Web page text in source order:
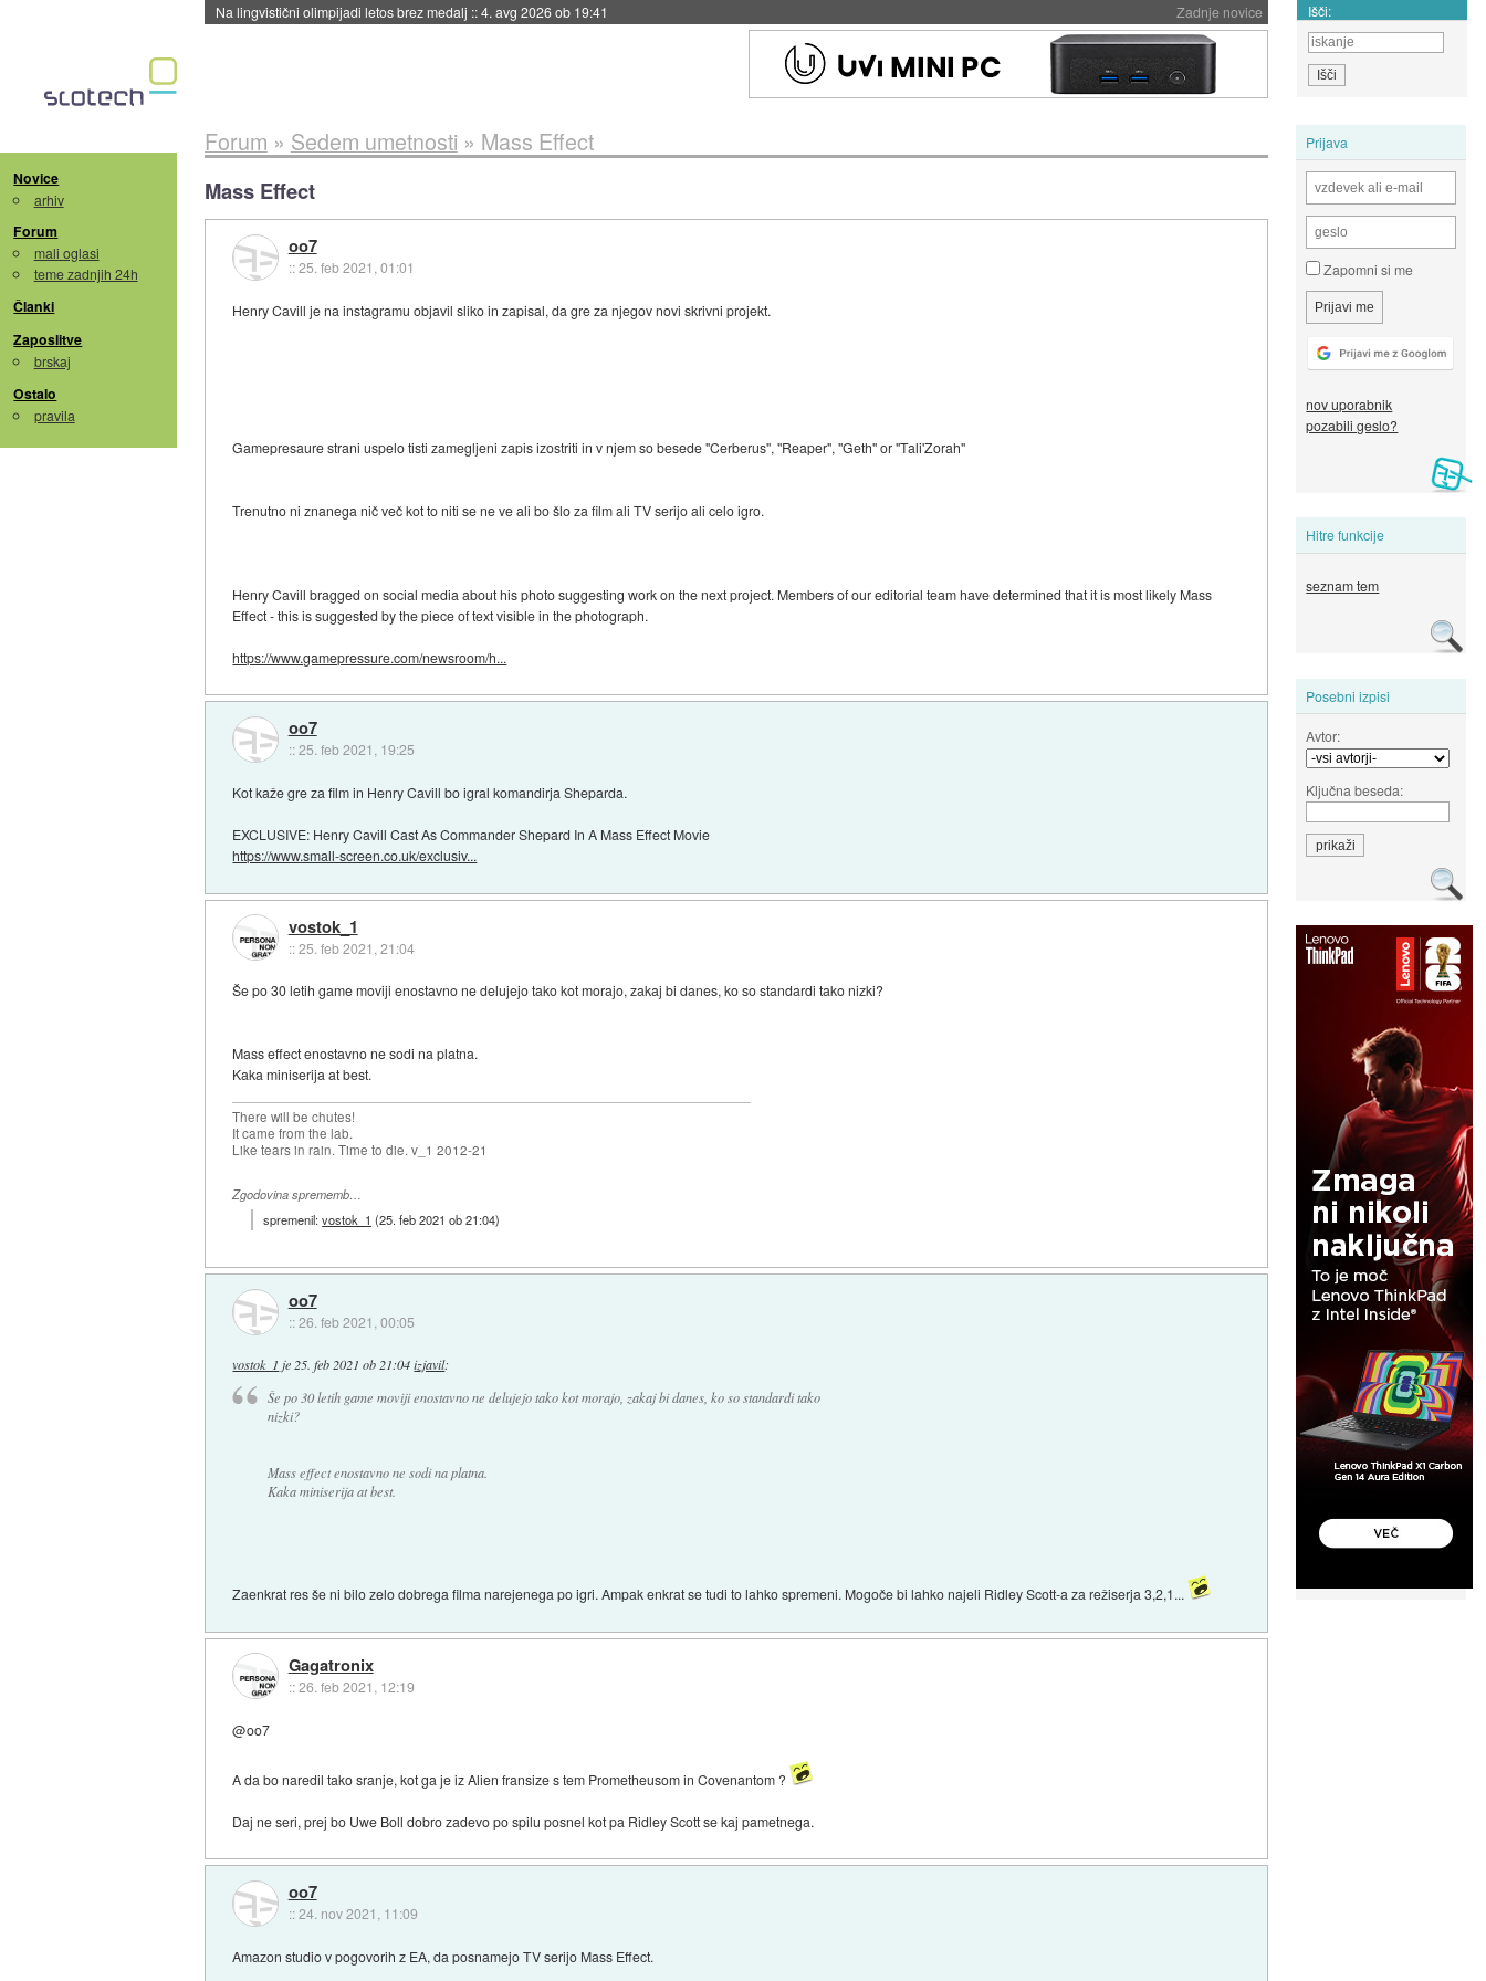
Zadnje novice
Na lingvistični olimpijadi letos brez medalj ::4. avg 2026 ob 19:41 Išči:
Novice
arhiv
Forum
mali oglasi
teme zadnjih 24h
Članki
Zaposlitve
brskaj
Ostalo
pravila
Prijava
Zapomni si me
nov uporabnik
pozabili geslo?
Hitre funkcije
seznam tem
Posebni izpisi
Avtor:
Ključna beseda:
Forum » Sedem umetnosti » Mass Effect
Mass Effect
oo7
::25. feb 2021, 01:01
Henry Cavill je na instagramu objavil sliko in zapisal, da gre za njegov novi skrivni projekt.
Gamepresaure strani uspelo tisti zamegljeni zapis izostriti in v njem so besede "Cerberus", "Reaper", "Geth" or "Tali'Zorah"
Trenutno ni znanega nič več kot to niti se ne ve ali bo šlo za film ali TV serijo ali celo igro.
Henry Cavill bragged on social media about his photo suggesting work on the next project. Members of our editorial team have determined that it is most likely Mass
Effect - this is suggested by the piece of text visible in the photograph.
https://www.gamepressure.com/newsroom/h...
oo7
::25. feb 2021, 19:25
Kot kaže gre za film in Henry Cavill bo igral komandirja Sheparda.
EXCLUSIVE: Henry Cavill Cast As Commander Shepard In A Mass Effect Movie
https://www.small-screen.co.uk/exclusiv...
vostok_1
::25. feb 2021, 21:04
Še po 30 letih game moviji enostavno ne delujejo tako kot morajo, zakaj bi danes, ko so standardi tako nizki?
Mass effect enostavno ne sodi na platna.
Kaka miniserija at best.
There will be chutes!
It came from the lab.
Like tears in rain. Time to die. v_1 2012-21
Zgodovina sprememb…
spremenil:vostok_1 (25. feb 2021 ob 21:04)
oo7
::26. feb 2021, 00:05
vostok_1 je 25. feb 2021 ob 21:04 izjavil:
Še po 30 letih game moviji enostavno ne delujejo tako kot morajo, zakaj bi danes, ko so standardi tako
nizki?
Mass effect enostavno ne sodi na platna.
Kaka miniserija at best.
Zaenkrat res še ni bilo zelo dobrega filma narejenega po igri. Ampak enkrat se tudi to lahko spremeni. Mogoče bi lahko najeli Ridley Scott-a za režiserja 3,2,1...
Gagatronix
::26. feb 2021, 12:19
@oo7
A da bo naredil tako sranje, kot ga je iz Alien fransize s tem Prometheusom in Covenantom ?
Daj ne seri, prej bo Uwe Boll dobro zadevo po spilu posnel kot pa Ridley Scott se kaj pametnega.
oo7
::24. nov 2021, 11:09
Amazon studio v pogovorih z EA, da posnamejo TV serijo Mass Effect.